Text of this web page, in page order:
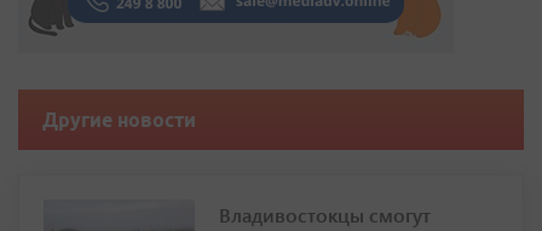
Другие новости
Владивостокцы смогут